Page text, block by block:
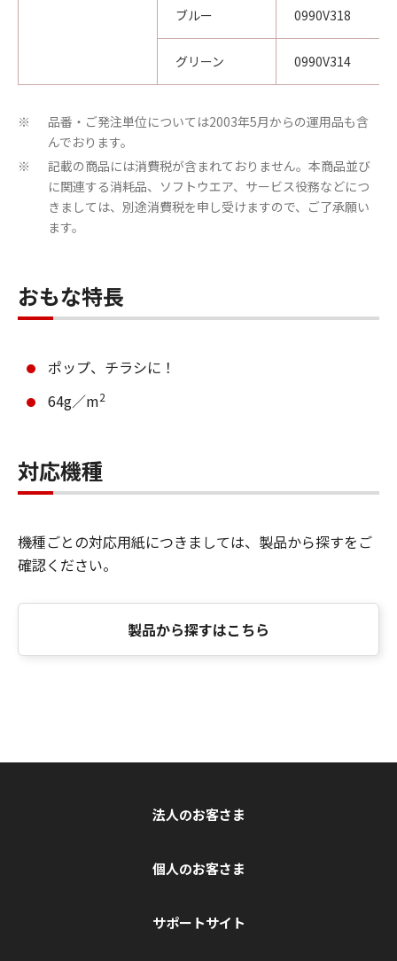
ブルー 0990V318
グリーン 0990V314
※
品番・ご発注単位については2003年5月からの運用品も含
んでおります。
※
記載の商品には消費税が含まれておりません。本商品並び
に関連する消耗品、ソフトウエア、サービス役務などにつ
きましては、別途消費税を申し受けますので、ご了承願い
ます。
おもな特長
ポップ、チラシに！
64g／m2
対応機種
機種ごとの対応用紙につきましては、製品から探すをご
確認ください。
製品から探すはこちら
法人のお客さま
個人のお客さま
サポートサイト